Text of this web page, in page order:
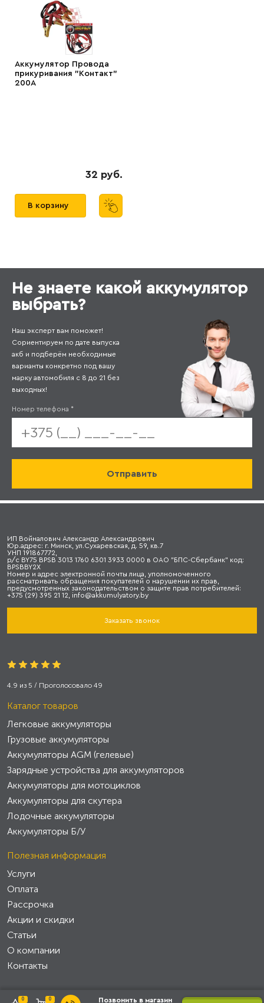
Аккумулятор Провода
прикуривания "Контакт"
200А
32 руб.
В корзину
0 0 Позвонить в магазин
Не знаете какой аккумулятор
выбрать?
Наш эксперт вам поможет!
Сориентируем по дате выпуска
акб и подберём необходимые
варианты конкретно под вашу
марку автомобиля с 8 до 21 без
выходных!
Номер телефона *
ИП Войналович Александр Александрович
Юр.адрес: г. Минск, ул.Сухаревская, д. 59, кв.7
УНП 191867772,
р/с BY75 BPSB 3013 1760 6301 3933 0000 в ОАО "БПС-Сбербанк" код:
BPSBBY2X
Номер и адрес электронной почты лица, уполномоченного
рассматривать обращения покупателей о нарушении их прав,
предусмотренных законодательством о защите прав потребителей:
+375 (29) 395 21 12, info@akkumulyatory.by
Заказать звонок
4.9 из 5 / Проголосовало 49
Каталог товаров
Легковые аккумуляторы
Грузовые аккумуляторы
Аккумуляторы AGM (гелевые)
Зарядные устройства для аккумуляторов
Аккумуляторы для мотоциклов
Аккумуляторы для скутера
Лодочные аккумуляторы
Аккумуляторы Б/У
Полезная информация
Услуги
Оплата
Рассрочка
Акции и скидки
Статьи
О компании
Контакты